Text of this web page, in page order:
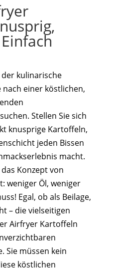
kulinarische
einer köstlichen,
Stellen Sie sich
knusprige Kartoffeln,
jeden Bissen
macht.
Konzept von
weniger Öl, weniger
Egal, ob als Beilage,
– die vielseitigen
Airfryer Kartoffeln
Sie müssen kein
köstlichen